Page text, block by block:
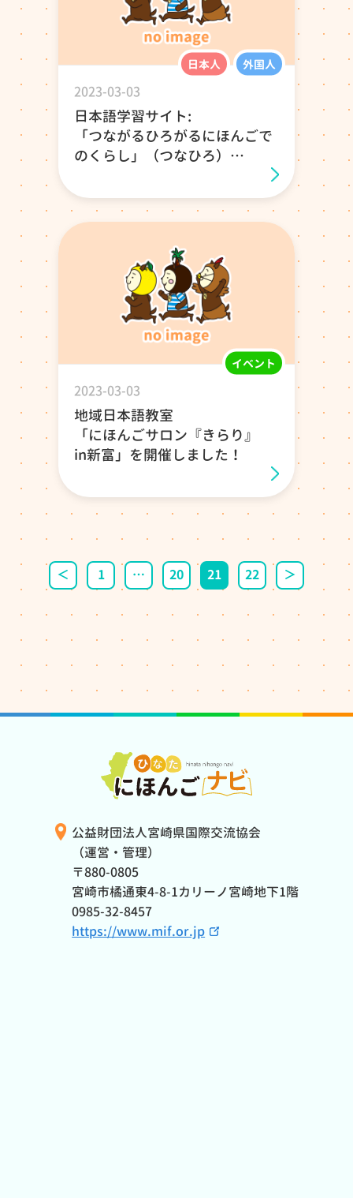
日本人 外国人
2023-03-03
日本語学習サイト:
「つながるひろがるにほんごで
のくらし」（つなひろ）
イベント
2023-03-03
地域日本語教室
「にほんごサロン『きらり』
in新富」を開催しました！
投稿ナビゲーション
＜ 1 … 20 21 22 ＞
公益財団法人宮崎県国際交流協会
（運営・管理）
〒880-0805
宮崎市橘通東4-8-1カリーノ宮崎地下1階
0985-32-8457
https://www.mif.or.jp